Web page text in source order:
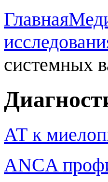
Главная
системных
АТ к
ANCA